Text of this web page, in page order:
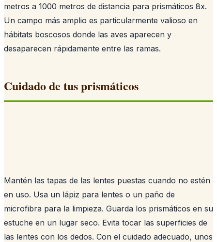
metros a 1000 metros de distancia para prismáticos 8x.
Un campo más amplio es particularmente valioso en
hábitats boscosos donde las aves aparecen y
desaparecen rápidamente entre las ramas.
Cuidado de tus prismáticos
Mantén las tapas de las lentes puestas cuando no estén
en uso. Usa un lápiz para lentes o un paño de
microfibra para la limpieza. Guarda los prismáticos en su
estuche en un lugar seco. Evita tocar las superficies de
las lentes con los dedos. Con el cuidado adecuado, unos